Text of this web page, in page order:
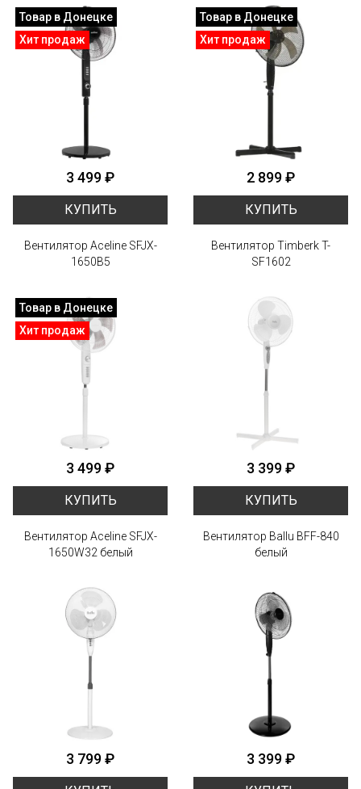
Товар в Донецке
Хит продаж
3 499 ₽
КУПИТЬ
Вентилятор Aceline SFJX-
1650B5
Товар в Донецке
Хит продаж
2 899 ₽
КУПИТЬ
Вентилятор Timberk T-
SF1602
Товар в Донецке
Хит продаж
3 499 ₽
КУПИТЬ
Вентилятор Aceline SFJX-
1650W32 белый
3 399 ₽
КУПИТЬ
Вентилятор Ballu BFF-840
белый
3 799 ₽ 3 399 ₽